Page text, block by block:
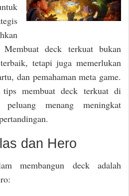
n
Membuat deck terkuat bukan
tetapi juga memerlukan
dan pemahaman meta game.
membuat deck terkuat di
peluang menang meningkat
dan Hero
membangun deck adalah